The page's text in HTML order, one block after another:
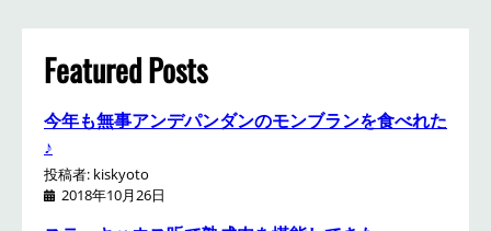
c
h
Featured Posts
今年も無事アンデパンダンのモンブランを食べれた
♪
投稿者: kiskyoto
2018年10月26日